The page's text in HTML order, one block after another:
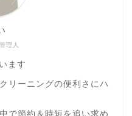
理人
ます
リーニングの便利さにハ
で節約＆時短を追い求め